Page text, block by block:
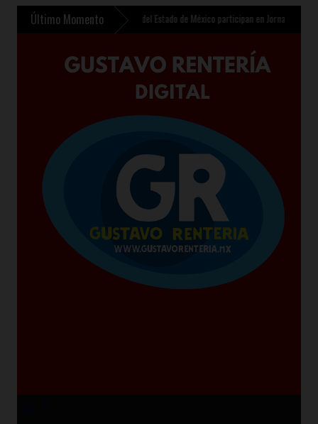
Último Momento
»Congresistas del Estado de México participan en Jornada Nacional de